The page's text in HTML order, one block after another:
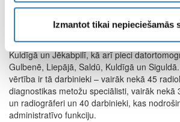
Izmantot tikai nepieciešamās
SIA “Vizuālā diagnostika” sniedz
diagnostikas pakalpojumus 14 filiālēs 12
Uzņēmumam ir deviņi magnētiskās
Latvijā - Rīgā, Cēsīs, Daugavpilī, Valmierā,
Kuldīgā un Jēkabpilī, kā arī pieci
Gulbenē, Liepājā, Saldū, Kuldīgā un
vērtība ir tā darbinieki – vairāk nekā 45
diagnostikas metožu speciālisti, vairāk nekā
un radiogrāferi un 40 darbinieki, kas
administratīvo funkciju.